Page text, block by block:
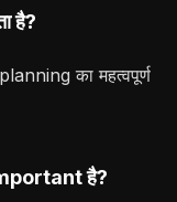
है?
का महत्वपूर्ण
है?